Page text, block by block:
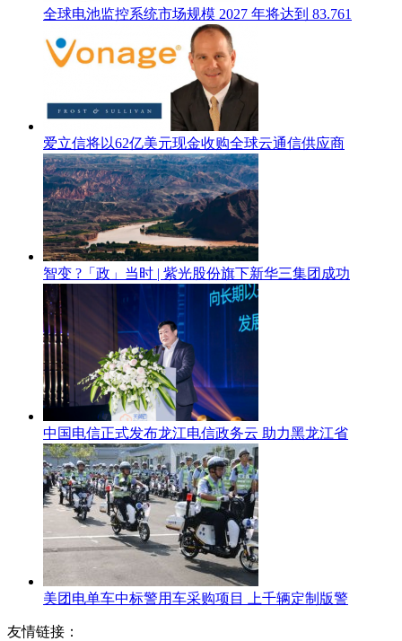
全球电池监控系统市场规模 2027 年将达到 83.761
爱立信将以62亿美元现金收购全球云通信供应商
智变 ?「政」当时 | 紫光股份旗下新华三集团成功
中国电信正式发布龙江电信政务云 助力黑龙江省
美团电单车中标警用车采购项目 上千辆定制版警
友情链接：